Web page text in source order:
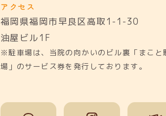
アクセス
福岡県福岡市早良区高取1-1-30
油屋ビル1F
※駐車場は、当院の向かいのビル裏「まこと
場」のサービス券を発行しております。